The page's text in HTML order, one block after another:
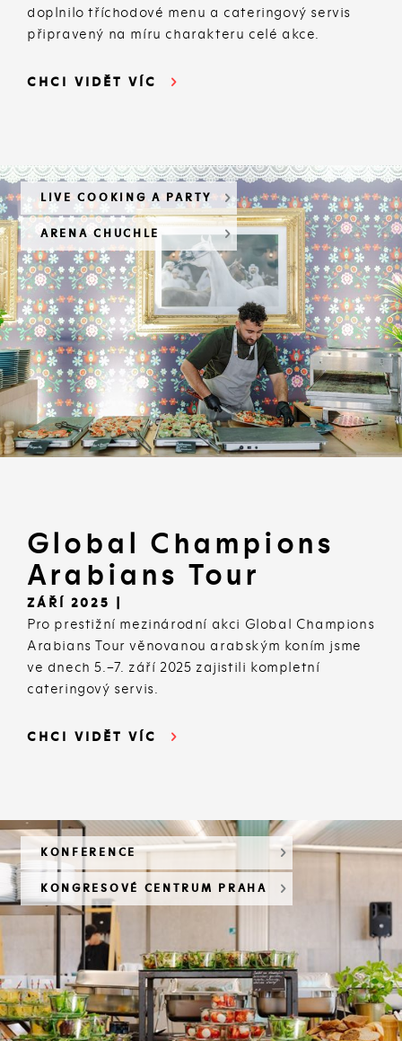
doplnilo tříchodové menu a cateringový servis
připravený na míru charakteru celé akce.
CHCI VIDĚT VÍC
Global Champions
Arabians Tour
ZÁŘÍ 2025 |
Pro prestižní mezinárodní akci Global Champions
Arabians Tour věnovanou arabským koním jsme
ve dnech 5.–7. září 2025 zajistili kompletní
cateringový servis.
CHCI VIDĚT VÍC
LIVE COOKING A PARTY
ARENA CHUCHLE
KONFERENCE
KONGRESOVÉ CENTRUM PRAHA